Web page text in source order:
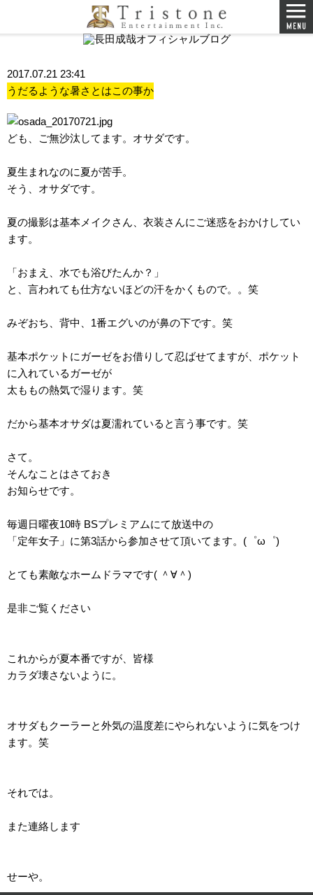
2017.07.21 23:41
うだるような暑さとはこの事か
ども、ご無沙汰してます。オサダです。
夏生まれなのに夏が苦手。
そう、オサダです。
夏の撮影は基本メイクさん、衣装さんにご迷惑をおかけしてい
ます。
「おまえ、水でも浴びたんか？」
と、言われても仕方ないほどの汗をかくもので。。笑
みぞおち、背中、1番エグいのが鼻の下です。笑
基本ポケットにガーゼをお借りして忍ばせてますが、ポケット
に入れているガーゼが
太ももの熱気で湿ります。笑
だから基本オサダは夏濡れていると言う事です。笑
さて。
そんなことはさておき
お知らせです。
毎週日曜夜10時 BSプレミアムにて放送中の
「定年女子」に第3話から参加させて頂いてます。(゜ω゜)
とても素敵なホームドラマです( ＾∀＾)
是非ご覧ください
これからが夏本番ですが、皆様
カラダ壊さないように。
オサダもクーラーと外気の温度差にやられないように気をつけ
ます。笑
それでは。
また連絡します
せーや。